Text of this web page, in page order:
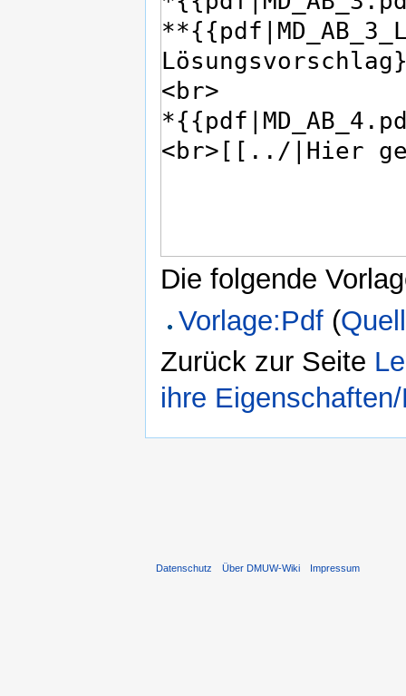
Die folgende
Vorlage:Pdf (
Zurück zur Seite
ihre
Datenschutz Über DMUW-Wiki Impressum